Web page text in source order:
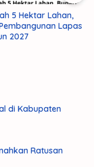
Sinergi dan
Terbuka dengan
KSB
di Kabupaten
Ratusan